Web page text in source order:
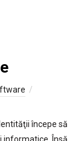
începe să